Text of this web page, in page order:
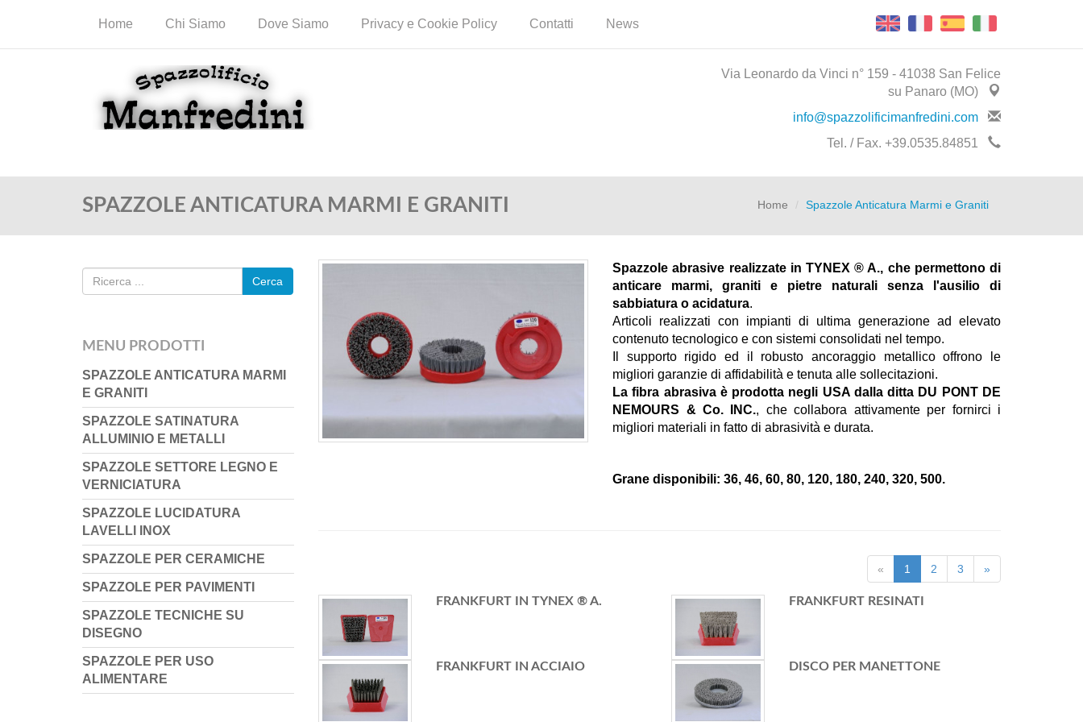
Home Chi Siamo Dove Siamo Privacy e Cookie Policy Contatti News
Via Leonardo da Vinci n° 159 - 41038 San Felice
su Panaro (MO)
info@spazzolificimanfredini.com
Tel. / Fax. +39.0535.84851
SPAZZOLE ANTICATURA MARMI E GRANITI Home Spazzole Anticatura Marmi e Graniti
Cerca
MENU PRODOTTI
SPAZZOLE ANTICATURA MARMI
E GRANITI
SPAZZOLE SATINATURA
ALLUMINIO E METALLI
SPAZZOLE SETTORE LEGNO E
VERNICIATURA
SPAZZOLE LUCIDATURA
LAVELLI INOX
SPAZZOLE PER CERAMICHE
SPAZZOLE PER PAVIMENTI
SPAZZOLE TECNICHE SU
DISEGNO
SPAZZOLE PER USO
ALIMENTARE
Spazzole abrasive realizzate in TYNEX ® A., che permettono di
anticare marmi, graniti e pietre naturali senza l'ausilio di
sabbiatura o acidatura.
Articoli realizzati con impianti di ultima generazione ad elevato
contenuto tecnologico e con sistemi consolidati nel tempo.
Il supporto rigido ed il robusto ancoraggio metallico offrono le
migliori garanzie di affidabilità e tenuta alle sollecitazioni.
La fibra abrasiva è prodotta negli USA dalla ditta DU PONT DE
NEMOURS & Co. INC., che collabora attivamente per fornirci i
migliori materiali in fatto di abrasività e durata.
Grane disponibili: 36, 46, 60, 80, 120, 180, 240, 320, 500.
« 1 2 3 »
FRANKFURT IN TYNEX ® A. FRANKFURT RESINATI
FRANKFURT IN ACCIAIO DISCO PER MANETTONE